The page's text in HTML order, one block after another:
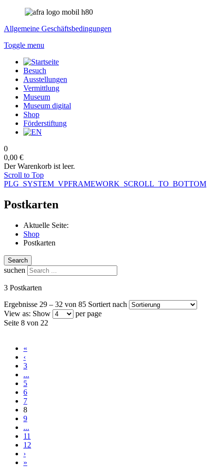
Allgemeine Geschäftsbedingungen
Toggle menu
Besuch
Ausstellungen
Vermittlung
Museum
Museum digital
Shop
Förderstiftung
0
0,00 €
Der Warenkorb ist leer.
Scroll to Top
PLG_SYSTEM_VPFRAMEWORK_SCROLL_TO_BOTTOM
Postkarten
Aktuelle Seite:
Shop
Postkarten
Search
suchen
3 Postkarten
Ergebnisse 29 – 32 von 85 Sortiert nach
View as: Show
per page
Seite 8 von 22
«
‹
3
...
5
6
7
8
9
...
11
12
›
»